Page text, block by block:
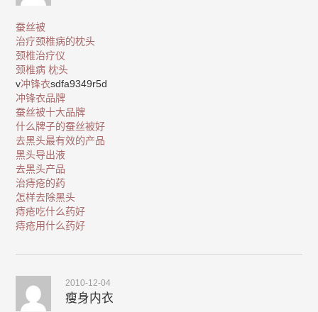
蚕丝被
治疗颈椎病的枕头
颈椎治疗仪
颈椎病 枕头
v冲锋衣sdfa9349r5d
冲锋衣品牌
蚕丝被十大品牌
什么牌子的蚕丝被好
去黑头最有效的产品
黑头导出液
去黑头产品
治痔疮的药
怎样去除黑头
痔疮吃什么药好
痔疮用什么药好
2010-12-04
瘦身内衣